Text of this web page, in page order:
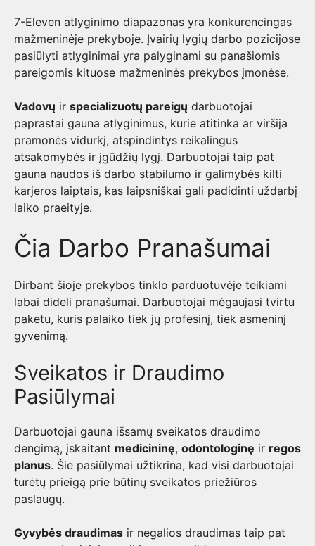
7-Eleven atlyginimo diapazonas yra konkurencingas
mažmeninėje prekyboje. Įvairių lygių darbo pozicijose
pasiūlyti atlyginimai yra palyginami su panašiomis
pareigomis kituose mažmeninės prekybos įmonėse.
Vadovų ir specializuotų pareigų darbuotojai
paprastai gauna atlyginimus, kurie atitinka ar viršija
pramonės vidurkį, atspindintys reikalingus
atsakomybės ir įgūdžių lygį. Darbuotojai taip pat
gauna naudos iš darbo stabilumo ir galimybės kilti
karjeros laiptais, kas laipsniškai gali padidinti uždarbį
laiko praeityje.
Čia Darbo Pranašumai
Dirbant šioje prekybos tinklo parduotuvėje teikiami
labai dideli pranašumai. Darbuotojai mėgaujasi tvirtu
paketu, kuris palaiko tiek jų profesinį, tiek asmeninį
gyvenimą.
Sveikatos ir Draudimo
Pasiūlymai
Darbuotojai gauna išsamų sveikatos draudimo
dengimą, įskaitant medicininę, odontologinę ir regos
planus. Šie pasiūlymai užtikrina, kad visi darbuotojai
turėtų prieigą prie būtinų sveikatos priežiūros
paslaugų.
Gyvybės draudimas ir negalios draudimas taip pat